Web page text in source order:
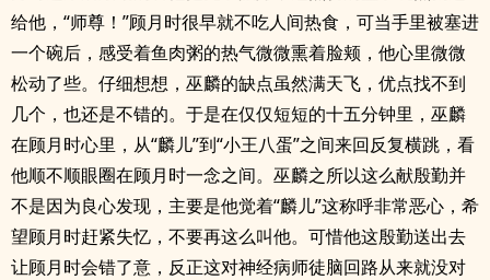
给他，“师尊！”顾月时很早就不吃人间热食，可当手里被塞进
一个碗后，感受着鱼肉粥的热气微微熏着脸颊，他心里微微
松动了些。仔细想想，巫麟的缺点虽然满天飞，优点找不到
几个，也还是不错的。于是在仅仅短短的十五分钟里，巫麟
在顾月时心里，从“麟儿”到“小王八蛋”之间来回反复横跳，看
他顺不顺眼圈在顾月时一念之间。巫麟之所以这么献殷勤并
不是因为良心发现，主要是他觉着“麟儿”这称呼非常恶心，希
望顾月时赶紧失忆，不要再这么叫他。可惜他这殷勤送出去
让顾月时会错了意，反正这对神经病师徒脑回路从来就没对